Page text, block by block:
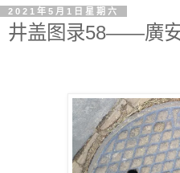
2021年5月1日星期六
井盖图录58——廣